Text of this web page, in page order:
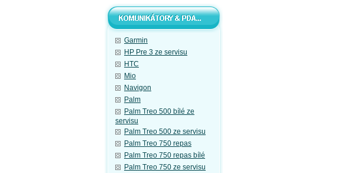
Garmin
HP Pre 3 ze servisu
HTC
Mio
Navigon
Palm
Palm Treo 500 bílé ze
servisu
Palm Treo 500 ze servisu
Palm Treo 750 repas
Palm Treo 750 repas bílé
Palm Treo 750 ze servisu